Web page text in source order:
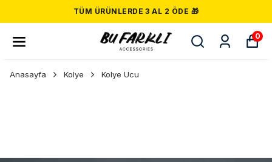
TÜM ÜRÜNLERDE 3 AL 2 ÖDE 🎁
0
Anasayfa Kolye Kolye Ucu